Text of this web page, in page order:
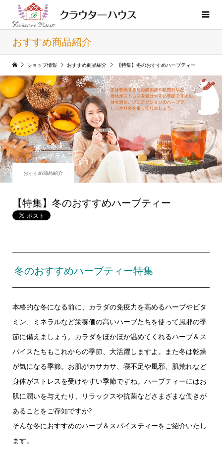
おすすめ商品紹介
ショップ情報 おすすめ商品紹介 【特集】冬のおすすめハーブティー
おすすめ商品紹介
【特集】冬のおすすめハーブティー
冬のおすすめハーブティー特集
本格的な冬になる前に、カラダの免疫力を高めるハーブやビタ
ミン、ミネラルなど栄養価の高いハーブたちを使って風邪の季
節に備えましょう。カラダをほかほか温めてくれるハーブ＆ス
パイスたちもこれからの季節、大活躍しますよ。また冬は乾燥
が気になる季節。お肌がカサカサ、寝不足や風邪、肌荒れなど
身体がストレスを受けやすい季節ですね。ハーブティーにはお
肌に潤いを与えたり、リラックスや抗菌などさまざまな働きが
あることをご存知ですか?
そんな冬におすすめのハーブ＆スパイスティーをご紹介いたし
ます。